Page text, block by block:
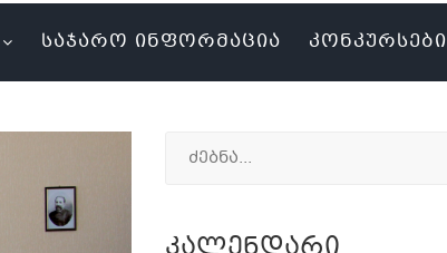
ᲡᲐᲯᲐᲠᲝ ᲘᲜᲤᲝᲠᲛᲐᲪᲘᲐ ᲙᲝᲜᲙᲣᲠᲡᲔᲑᲘ